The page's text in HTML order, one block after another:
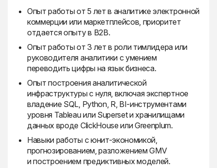
Опыт работы от 5 лет в аналитике электронной
коммерции или маркетплейсов, приоритет
отдается опыту в B2B.
Опыт работы от 3 лет в роли тимлидера или
руководителя аналитики с умением
переводить цифры на язык бизнеса.
Опыт построения аналитической
инфраструктуры с нуля, включая экспертное
владение SQL, Python, R, BI-инструментами
уровня Tableau или Superset и хранилищами
данных вроде ClickHouse или Greenplum.
Навыки работы с юнит-экономикой,
прогнозированием, разложением GMV
и построением предиктивных моделей.